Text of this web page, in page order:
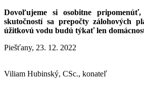
Dovoľujeme si osobitne
skutočností sa prepočty zálohových
úžitkovú vodu budú týkať len
Piešťany, 23. 12. 2022
Viliam Hubinský, CSc., konateľ